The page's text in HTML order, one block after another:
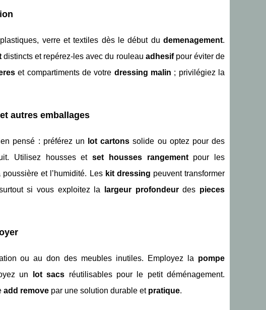
verre et textiles dès le début du demenagement.
distincts et repérez-les avec du rouleau adhesifpour éviter de
et compartiments de votre dressing malin ; privilégiez la
autres emballages
pensé : préférez un lot cartons solide ou optez pour des
Utilisez housses etset housses rangementpour les
et l’humidité. Les kit dressing peuvent transformer
si vous exploitez la largeur profondeurdes pieces
ou au don des meubles inutiles. Employez la pompe
un lot sacs réutilisables pour le petit déménagement.
add remove par une solution durable et pratique.